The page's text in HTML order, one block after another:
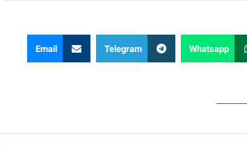
Whatsapp
Telegram
Email